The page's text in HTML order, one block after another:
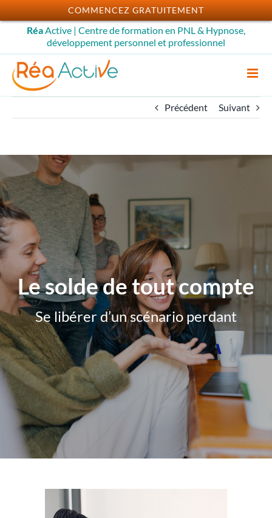
Passer
au
contenu
RéaActive | Centre de formation en PNL & Hypnose,
développement personnel et professionnel
Précédent Suivant
Le solde de tout compte
Se libérer d’un scénario perdant
COMMENCEZ GRATUITEMENT